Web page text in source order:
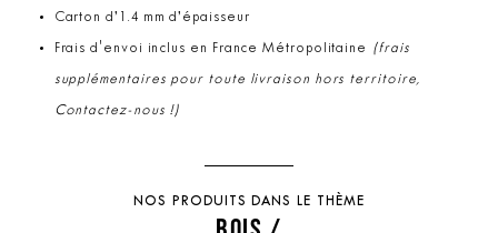
Carton d’1.4 mm d’épaisseur
Frais d'envoi inclus en France Métropolitaine (frais
supplémentaires pour toute livraison hors territoire,
Contactez-nous !)
NOS PRODUITS DANS LE THÈME